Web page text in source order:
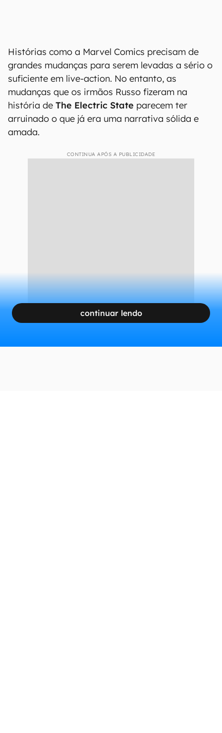
Histórias como a Marvel Comics precisam de
grandes mudanças para serem levadas a sério o
suficiente em live-action. No entanto, as
mudanças que os irmãos Russo fizeram na
história de The Electric State parecem ter
arruinado o que já era uma narrativa sólida e
amada.
CONTINUA APÓS A PUBLICIDADE
continuar lendo